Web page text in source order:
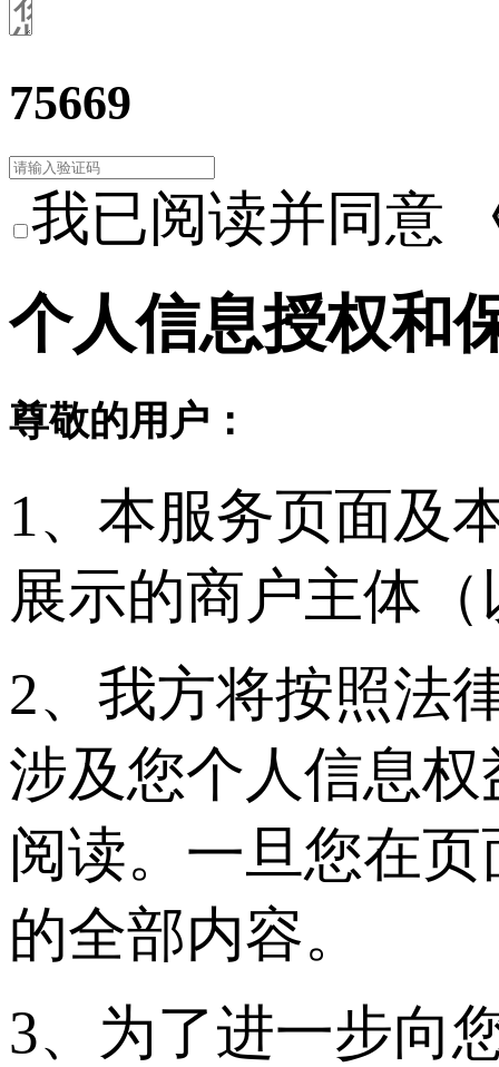
75669
我已阅读并同意
个人信息授权和
尊敬的用户：
1、本服务页面及
展示的商户主体
2、我方将按照法
涉及您个人信息
阅读。一旦您在
的全部内容。
3、为了进一步向